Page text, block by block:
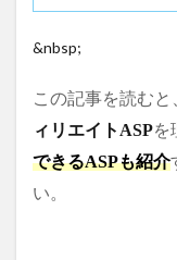
&nbsp;
この記事を読むと
ィリエイトASPを
できるASPも紹介
い。